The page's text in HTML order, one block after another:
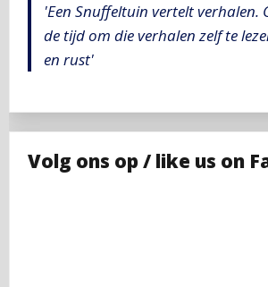
'Een Snuffeltuin vertelt verhalen.
de tijd om die verhalen zelf te
en rust'
Volg ons op / like us on